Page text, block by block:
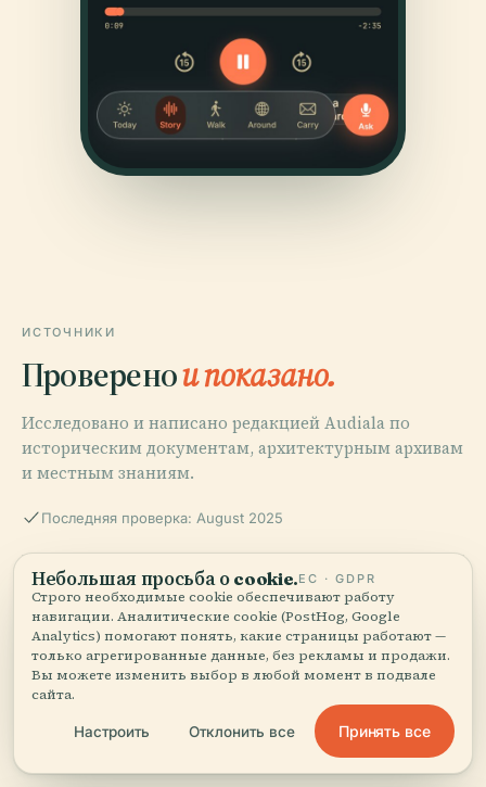
ИСТОЧНИКИ
Проверенои показано.
Исследовано и написано редакцией Audiala по
историческим документам, архитектурным архивам
и местным знаниям.
Последняя проверка: August 2025
Field House Museum
Eugene Field House Denver: History, Visiting Hours,
Tickets, and Visitor Guide
Neighborhood History Guide: Washington Park
Небольшая просьба о cookie.ЕС · GDPR
Строго необходимые cookie обеспечивают работу
навигации. Аналитические cookie (PostHog, Google
Analytics) помогают понять, какие страницы работают —
только агрегированные данные, без рекламы и продажи.
Вы можете изменить выбор в любой момент в подвале
сайта.
Настроить Отклонить все Принять все